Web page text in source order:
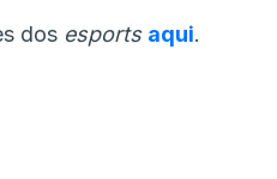
dos esports aqui.